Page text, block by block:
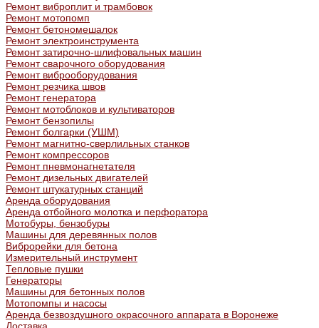
Ремонт виброплит и трамбовок
Ремонт мотопомп
Ремонт бетономешалок
Ремонт электроинструмента
Ремонт затирочно-шлифовальных машин
Ремонт сварочного оборудования
Ремонт виброоборудования
Ремонт резчика швов
Ремонт генератора
Ремонт мотоблоков и культиваторов
Ремонт бензопилы
Ремонт болгарки (УШМ)
Ремонт магнитно-сверлильных станков
Ремонт компрессоров
Ремонт пневмонагнетателя
Ремонт дизельных двигателей
Ремонт штукатурных станций
Аренда оборудования
Аренда отбойного молотка и перфоратора
Мотобуры, бензобуры
Машины для деревянных полов
Виброрейки для бетона
Измерительный инструмент
Тепловые пушки
Генераторы
Машины для бетонных полов
Мотопомпы и насосы
Аренда безвоздушного окрасочного аппарата в Воронеже